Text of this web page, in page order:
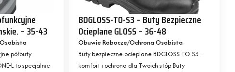
– 35-43
półbuty
L to specjalnie
BDGLOSS-TO-S3 – Buty Bezpieczne
Ocieplane GLOSS – 36-48
Obuwie Robocze Ochrona Osobista
Buty bezpieczne ocieplane BDGLOSS-TO-S3 –
komfort i ochrona dla Twoich stóp Buty